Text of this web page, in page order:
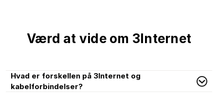
Værd at vide om 3Internet
Hvad er forskellen på 3Internet og
kabelforbindelser?